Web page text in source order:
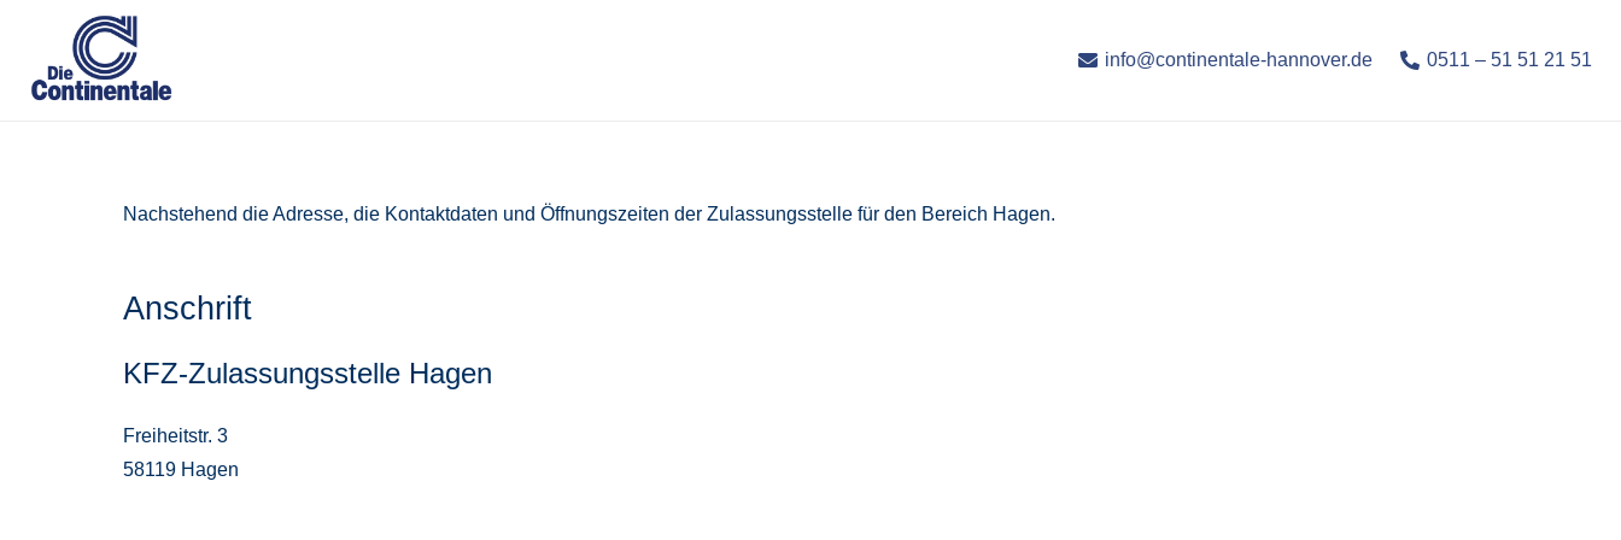
info@continentale-hannover.de 0511 – 51 51 21 51
Nachstehend die Adresse, die Kontaktdaten und Öffnungszeiten der Zulassungsstelle für den Bereich Hagen.
Anschrift
KFZ-Zulassungsstelle Hagen
Freiheitstr. 3
58119 Hagen